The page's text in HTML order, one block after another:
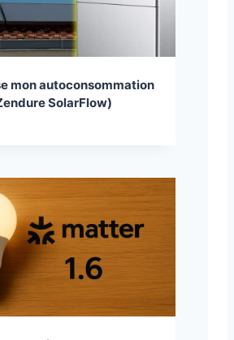
mon autoconsommation
SolarFlow)